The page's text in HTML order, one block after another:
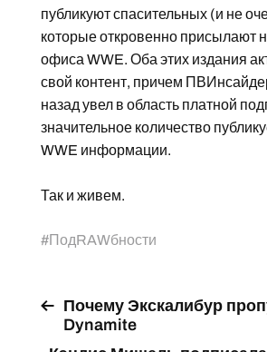
публикуют спасительных (и не
которые откровенно присылают
офиса WWE. Оба этих издания
свой контент, причем
назад увел в область платной
значительное количество
WWE информации.
Так и живем.
#ПодRAWбности
Почему Экскалибур
Dynamite